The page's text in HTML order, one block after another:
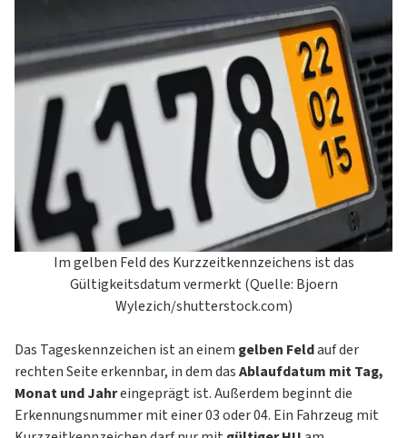
Im gelben Feld des Kurzzeitkennzeichens ist das
Gültigkeitsdatum vermerkt (Quelle: Bjoern
Wylezich/shutterstock.com)
Das Tageskennzeichen ist an einem gelben Feldauf der
rechten Seite erkennbar, in dem dasAblaufdatum mit Tag,
Monat und Jahreingeprägt ist. Außerdem beginnt die
Erkennungsnummer mit einer 03 oder 04. Ein Fahrzeug mit